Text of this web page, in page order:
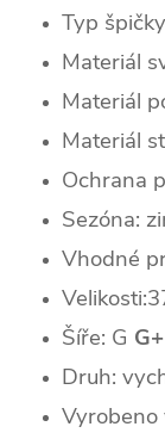
Typ
Materiál
Materiál
Materiál
Ochrana
Sezóna:
Vhodné
Šíře: G G+
Druh:
Vyrobeno